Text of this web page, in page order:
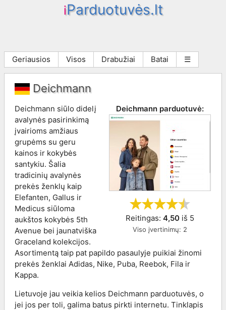
iParduotuvės.lt
Geriausios Visos Drabužiai Batai ☰
Deichmann
Deichmannparduotuvė:
Reitingas: 4,50iš 5
Viso įvertinimų: 2
Deichmann siūlo didelį
avalynės pasirinkimą
įvairioms amžiaus
grupėms su geru
kainos ir kokybės
santykiu. Šalia
tradicinių avalynės
prekės ženklų kaip
Elefanten, Gallus ir
Medicus siūloma
aukštos kokybės 5th
Avenue bei jaunatviška
Graceland kolekcijos.
Asortimentą taip pat papildo pasaulyje puikiai žinomi
prekės ženklai Adidas, Nike, Puba, Reebok, Fila ir
Kappa.
Lietuvoje jau veikia kelios Deichmann parduotuvės, o
jei jos per toli, galima batus pirkti internetu. Tinklapis